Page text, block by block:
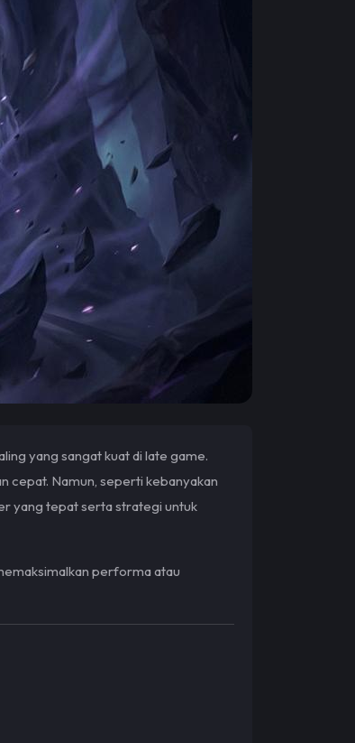
yang sangat kuat di late game.
cepat. Namun, seperti kebanyakan
yang tepat serta strategi untuk
performa atau